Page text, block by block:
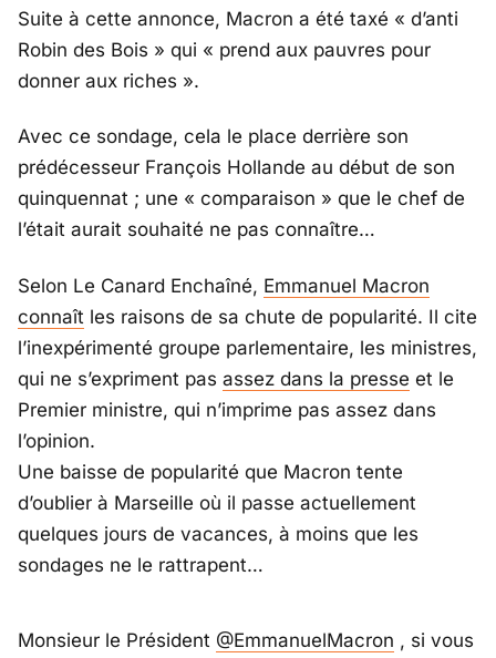
Suite à cette annonce, Macron a été taxé « d’anti
Robin des Bois » qui « prend aux pauvres pour
donner aux riches ».
Avec ce sondage, cela le place derrière son
prédécesseur François Hollande au début de son
quinquennat ; une « comparaison » que le chef de
l’était aurait souhaité ne pas connaître…
Selon Le Canard Enchaîné, Emmanuel Macron
connaît les raisons de sa chute de popularité. Il cite
l’inexpérimenté groupe parlementaire, les ministres,
qui ne s’expriment pas assez dans la presse et le
Premier ministre, qui n’imprime pas assez dans
l’opinion.
Une baisse de popularité que Macron tente
d’oublier à Marseille où il passe actuellement
quelques jours de vacances, à moins que les
sondages ne le rattrapent…
Monsieur le Président @EmmanuelMacron , si vous